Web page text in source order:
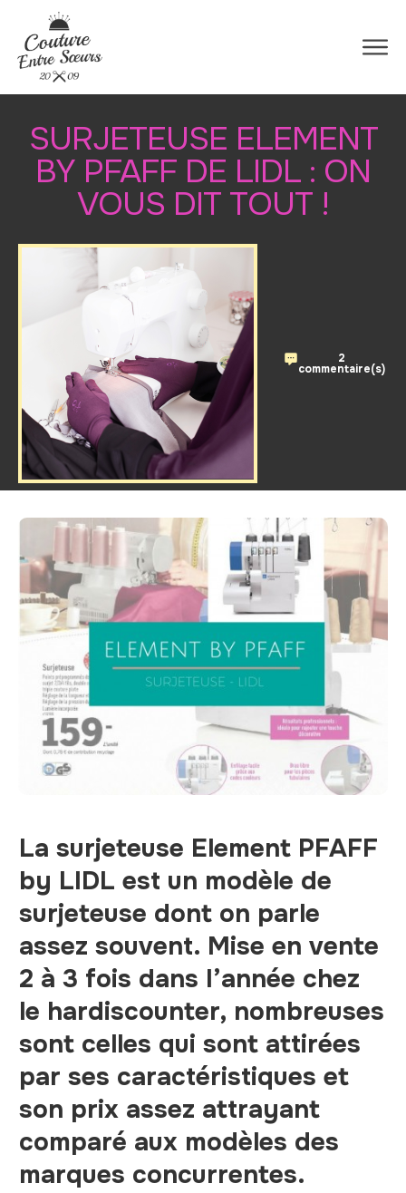
SURJETEUSE ELEMENT
BY PFAFF DE LIDL : ON
VOUS DIT TOUT !
Killya 2
commentaire(s)
La surjeteuse Element PFAFF
by LIDL est un modèle de
surjeteuse dont on parle
assez souvent. Mise en vente
2 à 3 fois dans l’année chez
le hardiscounter, nombreuses
sont celles qui sont attirées
par ses caractéristiques et
son prix assez attrayant
comparé aux modèles des
marques concurrentes.